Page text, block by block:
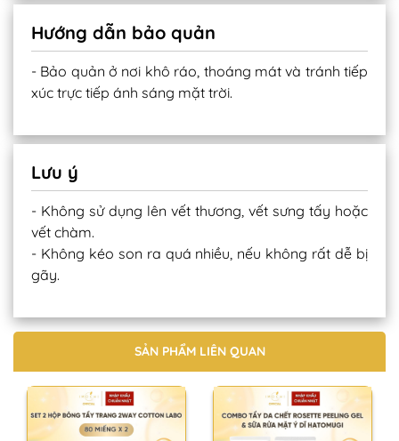
Hướng dẫn bảo quản
- Bảo quản ở nơi khô ráo, thoáng mát và tránh tiếp
xúc trực tiếp ánh sáng mặt trời.
Lưu ý
- Không sử dụng lên vết thương, vết sưng tấy hoặc
vết chàm.
- Không kéo son ra quá nhiều, nếu không rất dễ bị
gãy.
SẢN PHẨM LIÊN QUAN